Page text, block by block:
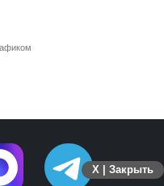
X | Закрыть